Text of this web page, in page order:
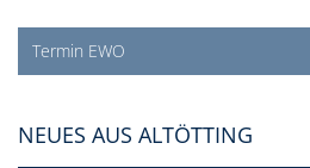
Termin EWO
NEUES AUS ALTÖTTING